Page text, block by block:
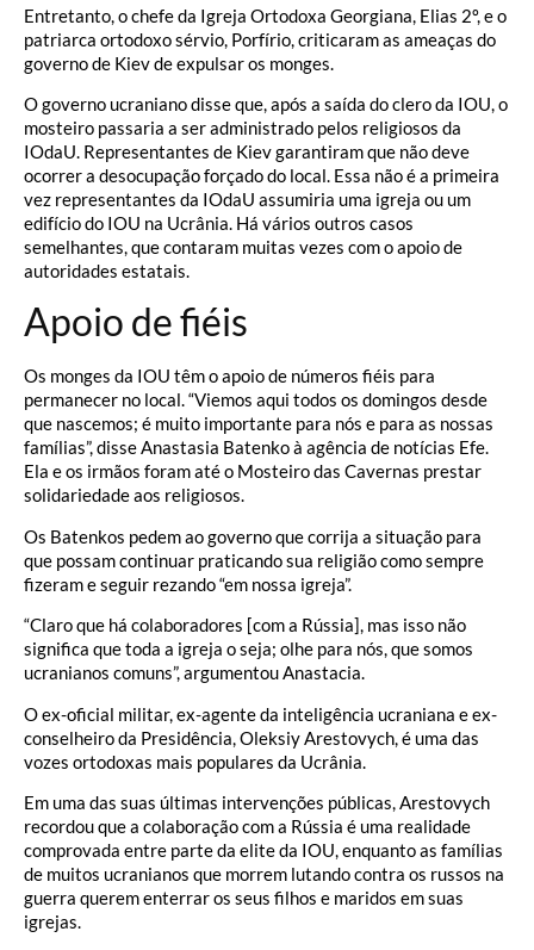
Entretanto, o chefe da Igreja Ortodoxa Georgiana, Elias 2º, e o
patriarca ortodoxo sérvio, Porfírio, criticaram as ameaças do
governo de Kiev de expulsar os monges.
O governo ucraniano disse que, após a saída do clero da IOU, o
mosteiro passaria a ser administrado pelos religiosos da
IOdaU. Representantes de Kiev garantiram que não deve
ocorrer a desocupação forçado do local. Essa não é a primeira
vez representantes da IOdaU assumiria uma igreja ou um
edifício do IOU na Ucrânia. Há vários outros casos
semelhantes, que contaram muitas vezes com o apoio de
autoridades estatais.
Apoio de fiéis
Os monges da IOU têm o apoio de números fiéis para
permanecer no local. “Viemos aqui todos os domingos desde
que nascemos; é muito importante para nós e para as nossas
famílias”, disse Anastasia Batenko à agência de notícias Efe.
Ela e os irmãos foram até o Mosteiro das Cavernas prestar
solidariedade aos religiosos.
Os Batenkos pedem ao governo que corrija a situação para
que possam continuar praticando sua religião como sempre
fizeram e seguir rezando “em nossa igreja”.
“Claro que há colaboradores [com a Rússia], mas isso não
significa que toda a igreja o seja; olhe para nós, que somos
ucranianos comuns”, argumentou Anastacia.
O ex-oficial militar, ex-agente da inteligência ucraniana e ex-
conselheiro da Presidência, Oleksiy Arestovych, é uma das
vozes ortodoxas mais populares da Ucrânia.
Em uma das suas últimas intervenções públicas, Arestovych
recordou que a colaboração com a Rússia é uma realidade
comprovada entre parte da elite da IOU, enquanto as famílias
de muitos ucranianos que morrem lutando contra os russos na
guerra querem enterrar os seus filhos e maridos em suas
igrejas.